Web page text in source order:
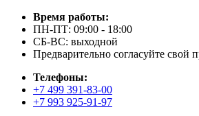
Время работы:
ПН-ПТ: 09:00 - 18:00
СБ-ВС: выходной
Предварительно согласуйте свой
Телефоны:
+7 499 391-83-00
+7 993 925-91-97